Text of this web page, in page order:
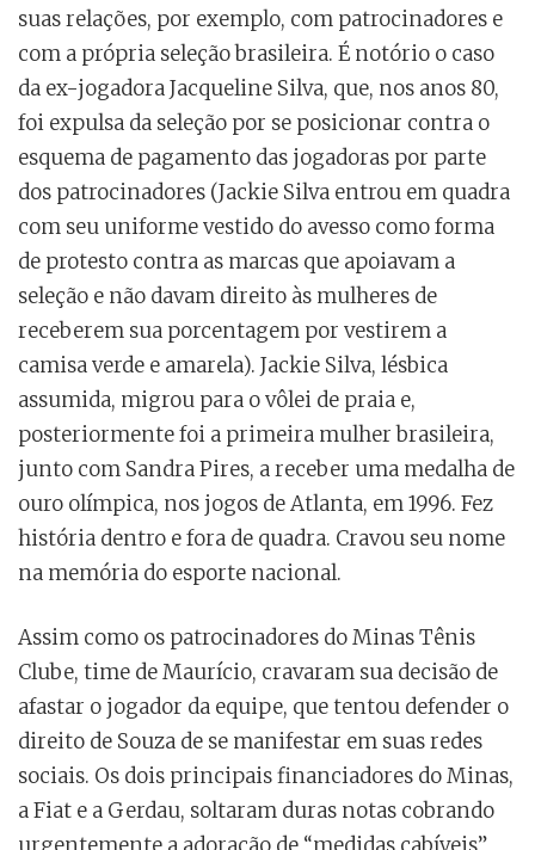
suas relações, por exemplo, com patrocinadores e
com a própria seleção brasileira. É notório o caso
da ex-jogadora Jacqueline Silva, que, nos anos 80,
foi expulsa da seleção por se posicionar contra o
esquema de pagamento das jogadoras por parte
dos patrocinadores (Jackie Silva entrou em quadra
com seu uniforme vestido do avesso como forma
de protesto contra as marcas que apoiavam a
seleção e não davam direito às mulheres de
receberem sua porcentagem por vestirem a
camisa verde e amarela). Jackie Silva, lésbica
assumida, migrou para o vôlei de praia e,
posteriormente foi a primeira mulher brasileira,
junto com Sandra Pires, a receber uma medalha de
ouro olímpica, nos jogos de Atlanta, em 1996. Fez
história dentro e fora de quadra. Cravou seu nome
na memória do esporte nacional.
Assim como os patrocinadores do Minas Tênis
Clube, time de Maurício, cravaram sua decisão de
afastar o jogador da equipe, que tentou defender o
direito de Souza de se manifestar em suas redes
sociais. Os dois principais financiadores do Minas,
a Fiat e a Gerdau, soltaram duras notas cobrando